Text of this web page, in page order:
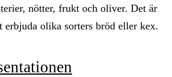
nötter, frukt och oliver. Det är
erbjuda olika sorters bröd eller kex.